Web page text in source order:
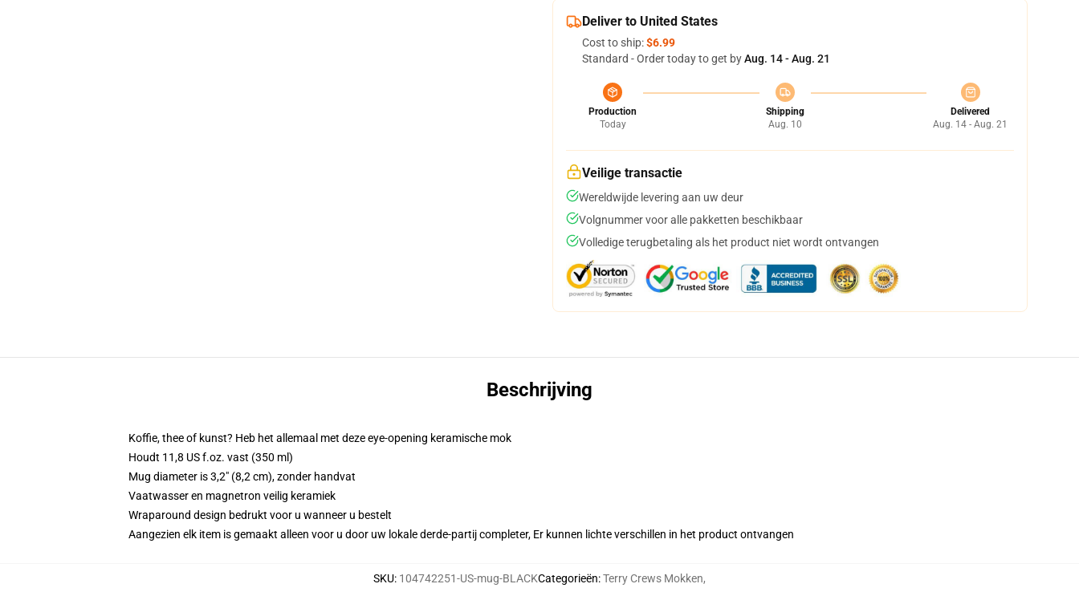
Deliver to United States
Cost to ship:$6.99
Standard - Order today to get byAug. 14 - Aug. 21
Production
Today
Shipping
Aug. 10
Delivered
Aug. 14 - Aug. 21
Veilige transactie
Wereldwijde levering aan uw deur
Volgnummer voor alle pakketten beschikbaar
Volledige terugbetaling als het product niet wordt ontvangen
Beschrijving
Koffie, thee of kunst? Heb het allemaal met deze eye-opening keramische mok
Houdt 11,8 US f.oz. vast (350 ml)
Mug diameter is 3,2" (8,2 cm), zonder handvat
Vaatwasser en magnetron veilig keramiek
Wraparound design bedrukt voor u wanneer u bestelt
Aangezien elk item is gemaakt alleen voor u door uw lokale derde-partij completer, Er kunnen lichte verschillen in het product ontvangen
SKU: 104742251-US-mug-BLACKCategorieën:Terry Crews Mokken,